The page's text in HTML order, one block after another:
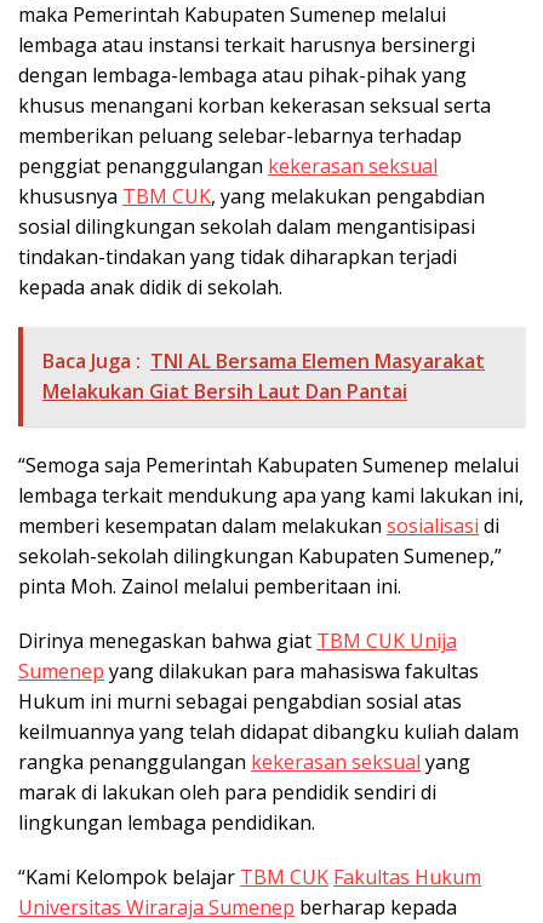
maka Pemerintah Kabupaten Sumenep melalui
lembaga atau instansi terkait harusnya bersinergi
dengan lembaga-lembaga atau pihak-pihak yang
khusus menangani korban kekerasan seksual serta
memberikan peluang selebar-lebarnya terhadap
penggiat penanggulangan kekerasan seksual
khususnya TBM CUK, yang melakukan pengabdian
sosial dilingkungan sekolah dalam mengantisipasi
tindakan-tindakan yang tidak diharapkan terjadi
kepada anak didik di sekolah.
Baca Juga : TNI AL Bersama Elemen Masyarakat
Melakukan Giat Bersih Laut Dan Pantai
“Semoga saja Pemerintah Kabupaten Sumenep melalui
lembaga terkait mendukung apa yang kami lakukan ini,
memberi kesempatan dalam melakukan sosialisasi di
sekolah-sekolah dilingkungan Kabupaten Sumenep,”
pinta Moh. Zainol melalui pemberitaan ini.
Dirinya menegaskan bahwa giat TBM CUK Unija
Sumenep yang dilakukan para mahasiswa fakultas
Hukum ini murni sebagai pengabdian sosial atas
keilmuannya yang telah didapat dibangku kuliah dalam
rangka penanggulangan kekerasan seksual yang
marak di lakukan oleh para pendidik sendiri di
lingkungan lembaga pendidikan.
“Kami Kelompok belajar TBM CUK Fakultas Hukum
Universitas Wiraraja Sumenep berharap kepada